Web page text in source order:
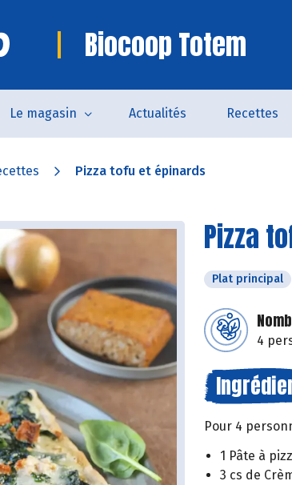
Biocoop Totem
Le magasin Actualités Recettes
Pizza tofu et épinards
Pizza
Plat principal
4
Pour 4
1 Pâte à
3 cs de